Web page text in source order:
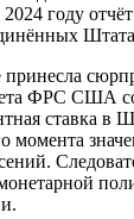
году отчёт
ФРС США
ставка в
момента